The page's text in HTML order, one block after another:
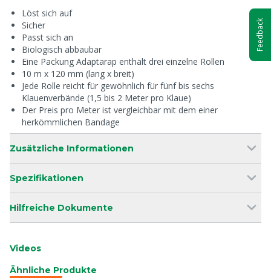
Löst sich auf
Sicher
Passt sich an
Biologisch abbaubar
Eine Packung Adaptarap enthält drei einzelne Rollen
10 m x 120 mm (lang x breit)
Jede Rolle reicht für gewöhnlich für fünf bis sechs
Klauenverbände (1,5 bis 2 Meter pro Klaue)
Der Preis pro Meter ist vergleichbar mit dem einer
herkömmlichen Bandage
Zusätzliche Informationen
Spezifikationen
Hilfreiche Dokumente
Videos
Ähnliche Produkte
Feedback